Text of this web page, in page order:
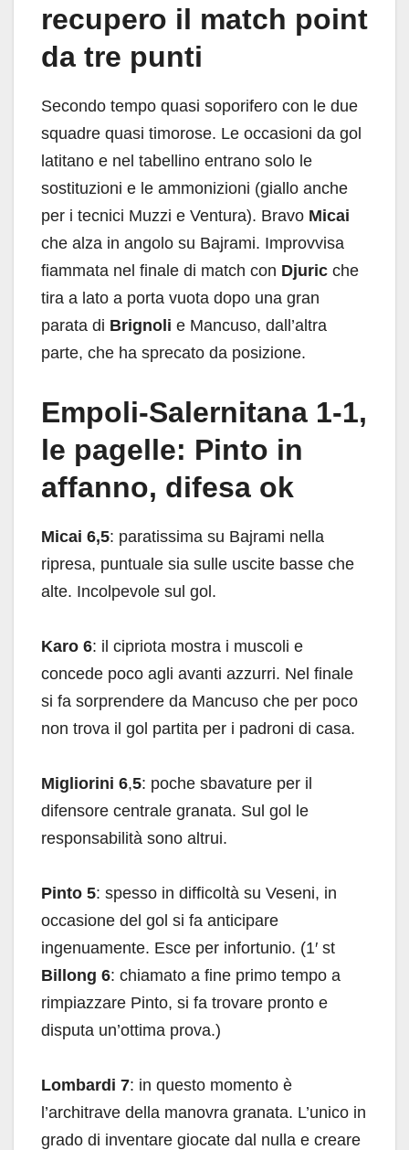
recupero il match point
da tre punti
Secondo tempo quasi soporifero con le due
squadre quasi timorose. Le occasioni da gol
latitano e nel tabellino entrano solo le
sostituzioni e le ammonizioni (giallo anche
per i tecnici Muzzi e Ventura). Bravo Micai
che alza in angolo su Bajrami. Improvvisa
fiammata nel finale di match con Djuric che
tira a lato a porta vuota dopo una gran
parata di Brignoli e Mancuso, dall’altra
parte, che ha sprecato da posizione.
Empoli-Salernitana 1-1,
le pagelle: Pinto in
affanno, difesa ok
Micai 6,5: paratissima su Bajrami nella
ripresa, puntuale sia sulle uscite basse che
alte. Incolpevole sul gol.
Karo 6: il cipriota mostra i muscoli e
concede poco agli avanti azzurri. Nel finale
si fa sorprendere da Mancuso che per poco
non trova il gol partita per i padroni di casa.
Migliorini 6,5: poche sbavature per il
difensore centrale granata. Sul gol le
responsabilità sono altrui.
Pinto 5: spesso in difficoltà su Veseni, in
occasione del gol si fa anticipare
ingenuamente. Esce per infortunio. (1′ st
Billong 6: chiamato a fine primo tempo a
rimpiazzare Pinto, si fa trovare pronto e
disputa un’ottima prova.)
Lombardi 7: in questo momento è
l’architrave della manovra granata. L’unico in
grado di inventare giocate dal nulla e creare